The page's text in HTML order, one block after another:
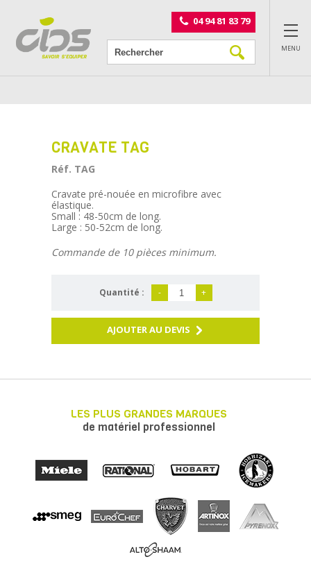
04 94 81 83 79
MENU
CRAVATE TAG
Réf. TAG
Cravate pré-nouée en microfibre avec
élastique.
Small : 48-50cm de long.
Large : 50-52cm de long.
Commande de 10 pièces minimum.
Quantité : - +
AJOUTER AU DEVIS
LES PLUS GRANDES MARQUES
de matériel professionnel